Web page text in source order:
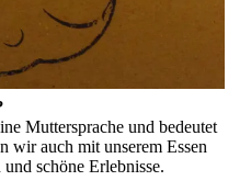
Muttersprache und bedeutet
wir auch mit unserem Essen
schöne Erlebnisse.